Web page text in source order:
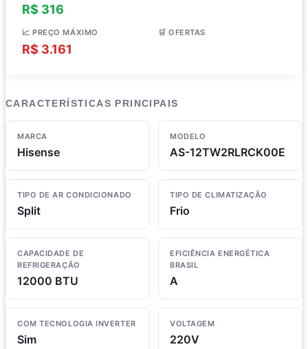
R$ 316
📈 PREÇO MÁXIMO
R$ 3.161
🛒 OFERTAS
CARACTERÍSTICAS PRINCIPAIS
MARCA
Hisense
MODELO
AS-12TW2RLRCK00E
TIPO DE AR CONDICIONADO
Split
TIPO DE CLIMATIZAÇÃO
Frio
CAPACIDADE DE
REFRIGERAÇÃO
12000 BTU
EFICIÊNCIA ENERGÉTICA
BRASIL
A
COM TECNOLOGIA INVERTER
Sim
VOLTAGEM
220V